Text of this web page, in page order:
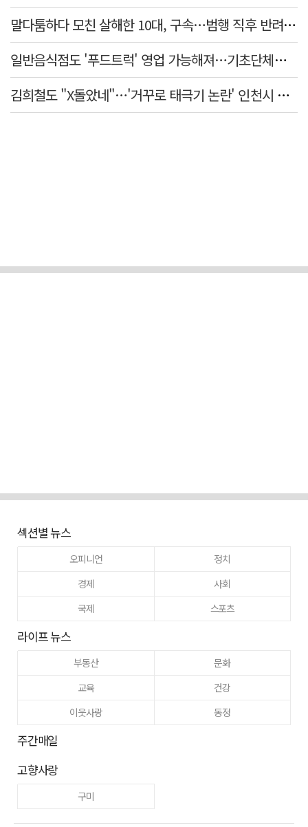
말다툼하다 모친 살해한 10대, 구속…범행 직후 반려견도 죽여
일반음식점도 '푸드트럭' 영업 가능해져…기초단체별 조례 개정 움직임
김희철도 "X돌았네"…'거꾸로 태극기 논란' 인천시 현수막, 이틀 만에 철거
섹션별 뉴스
오피니언
정치
경제
사회
국제
스포츠
라이프 뉴스
부동산
문화
교육
건강
이웃사랑
동정
주간매일
고향사랑
구미